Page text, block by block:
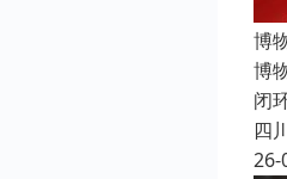
博
博
闭
四
26-